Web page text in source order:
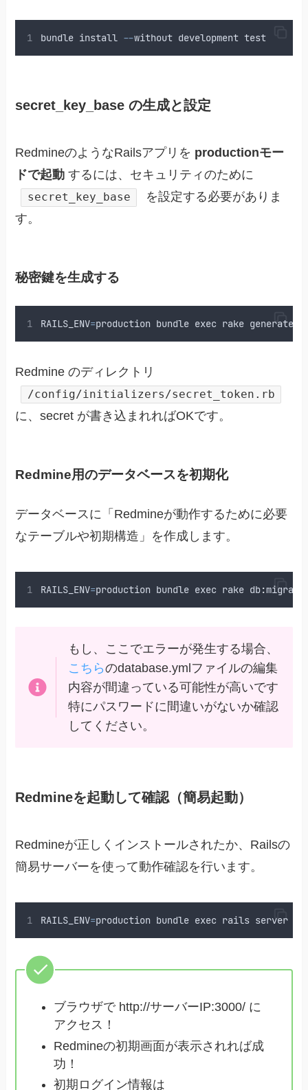
bundle install --without development test
secret_key_base の生成と設定
RedmineのようなRailsアプリを productionモー
ドで起動 するには、セキュリティのために
secret_key_base
を設定する必要がありま
す。
秘密鍵を生成する
RAILS_ENV=production bundle exec rake
Redmine のディレクトリ
/config/initializers/secret_token.rb
に、secret が書き込まれればOKです。
Redmine用のデータベースを初期化
データベースに「Redmineが動作するために必要
なテーブルや初期構造」を作成します。
RAILS_ENV=production bundle exec rake db:migrate
もし、ここでエラーが発生する場合、
こちらのdatabase.ymlファイルの編集
内容が間違っている可能性が高いです
特にパスワードに間違いがないか確認
してください。
Redmineを起動して確認（簡易起動）
Redmineが正しくインストールされたか、Railsの
簡易サーバーを使って動作確認を行います。
RAILS_ENV=production bundle exec rails server
ブラウザで http://サーバーIP:3000/ に
アクセス！
Redmineの初期画面が表示されれば成
功！
初期ログイン情報は